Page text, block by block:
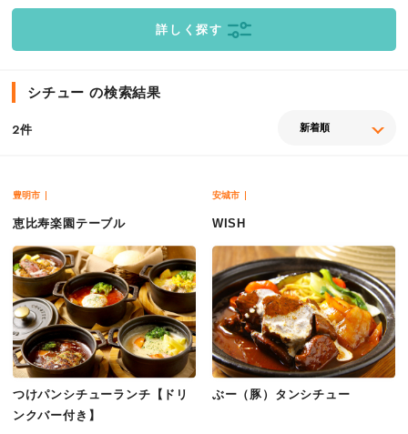
詳しく探す
シチュー の検索結果
2件
豊明市
恵比寿楽園テーブル
つけパンシチューランチ【ドリ
ンクバー付き】
安城市
WISH
ぶー（豚）タンシチュー